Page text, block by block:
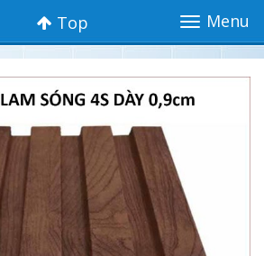
Toggle
navigation
Menu
Top